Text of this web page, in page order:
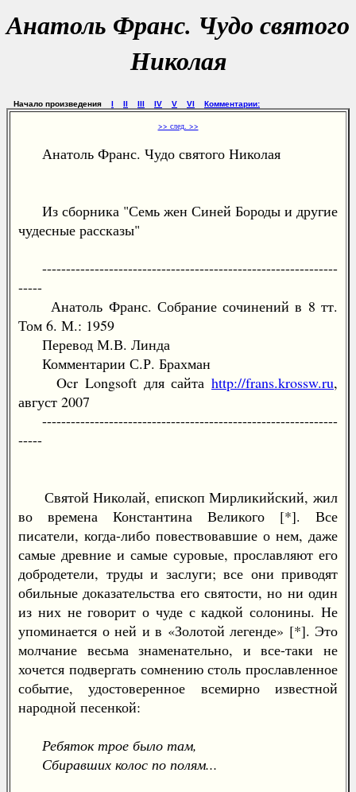
Анатоль Франс. Чудо святого
Николая
Начало произведения I II III IV V VI Комментарии:
>> след. >>
Анатоль Франс. Чудо святого Николая
Из сборника "Семь жен Синей Бороды и другие
чудесные рассказы"
--------------------------------------------------------------
-----
Анатоль Франс. Собрание сочинений в 8 тт.
Том 6. М.: 1959
Перевод М.В. Линда
Комментарии С.Р. Брахман
Ocr Longsoft для сайта http://frans.krossw.ru,
август 2007
--------------------------------------------------------------
-----
Святой Николай, епископ Мирликийский, жил
во времена Константина Великого [*]. Все
писатели, когда-либо повествовавшие о нем, даже
самые древние и самые суровые, прославляют его
добродетели, труды и заслуги; все они приводят
обильные доказательства его святости, но ни один
из них не говорит о чуде с кадкой солонины. Не
упоминается о ней и в «Золотой легенде» [*]. Это
молчание весьма знаменательно, и все-таки не
хочется подвергать сомнению столь прославленное
событие, удостоверенное всемирно известной
народной песенкой:
Ребяток трое было там,
Сбиравших колос по полям...